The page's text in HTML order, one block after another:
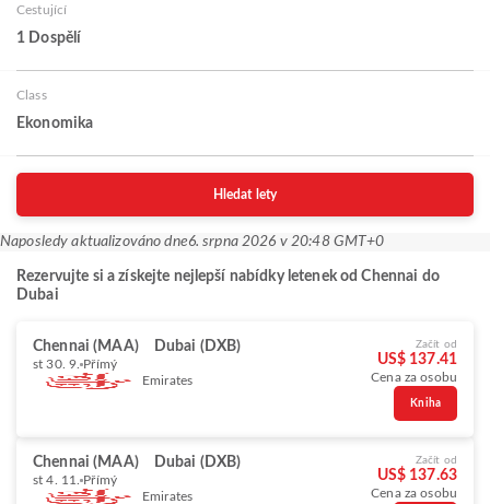
Cestující
1 Dospělí
Class
Ekonomika
Hledat lety
Naposledy aktualizováno dne6. srpna 2026 v 20:48 GMT+0
Rezervujte si a získejte nejlepší nabídky letenek od Chennai do
Dubai
Chennai (MAA) Dubai (DXB)
st 30. 9. Přímý
Emirates
Začít od
US$ 137.41
Cena za osobu
Kniha
Chennai (MAA) Dubai (DXB)
st 4. 11. Přímý
Emirates
Začít od
US$ 137.63
Cena za osobu